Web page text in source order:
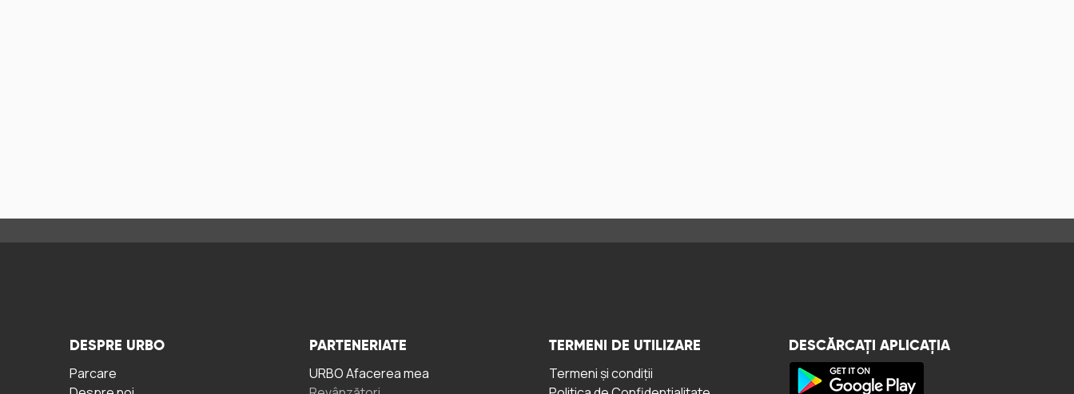
DESPRE URBO
Parcare
PARTENERIATE
URBO Afacerea mea
TERMENI DE UTILIZARE
Termeni și condiții
DESCĂRCAȚI APLICAȚIA